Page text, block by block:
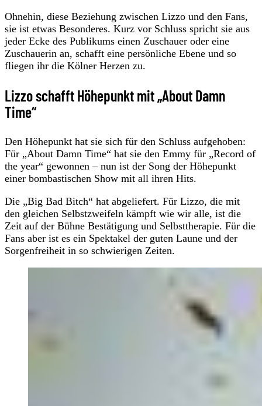
Ohnehin, diese Beziehung zwischen Lizzo und den Fans,
sie ist etwas Besonderes. Kurz vor Schluss spricht sie aus
jeder Ecke des Publikums einen Zuschauer oder eine
Zuschauerin an, schafft eine persönliche Ebene und so
fliegen ihr die Kölner Herzen zu.
Lizzo schafft Höhepunkt mit „About Damn
Time“
Den Höhepunkt hat sie sich für den Schluss aufgehoben:
Für „About Damn Time“ hat sie den Emmy für „Record of
the year“ gewonnen – nun ist der Song der Höhepunkt
einer bombastischen Show mit all ihren Hits.
Die „Big Bad Bitch“ hat abgeliefert. Für Lizzo, die mit
den gleichen Selbstzweifeln kämpft wie wir alle, ist die
Zeit auf der Bühne Bestätigung und Selbsttherapie. Für die
Fans aber ist es ein Spektakel der guten Laune und der
Sorgenfreiheit in so schwierigen Zeiten.